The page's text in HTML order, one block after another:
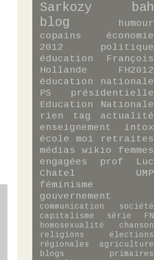
Sarkozy
bah
blog
humour
copains
économie
2012
politique
éducation
François
Hollande
FH2012
éducation nationale
PS
présidentielle
Education Nationale
rien
tag
actualité
enseignement
intox
école
moi
retraites
médias
wikio
femmes
engagées
prof
Luc
Chatel
UMP
féminisme
gouvernement
communication
société
capitalisme
série
FN
homosexualité
chanson
religions
élections
régionales
agriculture
blogs
primaires